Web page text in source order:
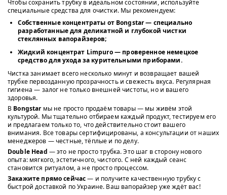
Чтобы сохранить трубку в идеальном состоянии, используйте
специальные средства для очистки. Мы рекомендуем:
Собственные концентраты от Bongstar— специально
разработанные для деликатной и глубокой чистки
стеклянных вапорайзеров;
Жидкий концентрат Limpuro— проверенное немецкое
средство для ухода за курительными приборами.
Чистка занимает всего несколько минут и возвращает вашей
трубке первозданную прозрачность и свежесть вкуса. Регулярная
гигиена — залог не только внешней чистоты, но и вашего
здоровья.
В Bongstarмы не просто продаём товары — мы живём этой
культурой. Мы тщательно отбираем каждый продукт, тестируем его
и предлагаем только то, что действительно стоит вашего
внимания. Все товары сертифицированы, а консультации от наших
менеджеров — честные, тёплые и по делу.
Double Head — это не просто трубка. Это шаг в сторону нового
опыта: мягкого, эстетичного, чистого. С ней каждый сеанс
становится ритуалом, а не просто процессом.
Закажите прямо сейчас— и получите качественную трубку с
быстрой доставкой по Украине. Ваш вапорайзер уже ждёт вас!